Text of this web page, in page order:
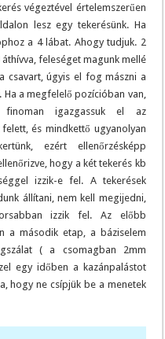
végeztével értelemszerűen
lesz egy tekerésünk. Ha
a 4 lábat. Ahogy tudjuk. 2
áthívva, feleséget magunk mellé
csavart, úgyis el fog mászni a
a megfelelő pozícióban van,
igazgassuk el az
és mindkettő ugyanolyan
ezért ellenőrzésképp
hogy a két tekerés kb
izzik-e fel. A tekerések
állítani, nem kell megijedni,
izzik fel. Az előbb
a második etap, a báziselem
( a csomagban 2mm
egy időben a kazánpalástot
hogy ne csípjük be a menetek